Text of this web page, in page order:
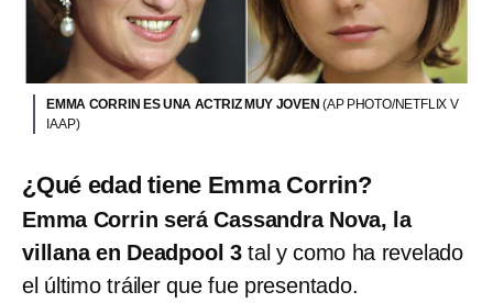
EMMA CORRIN ES UNA ACTRIZ MUY JOVEN (AP PHOTO/NETFLIX V
IA AP)
¿Qué edad tiene Emma Corrin?
Emma Corrin será Cassandra Nova, la
villana en Deadpool 3tal y como ha revelado
el último tráiler que fue presentado.